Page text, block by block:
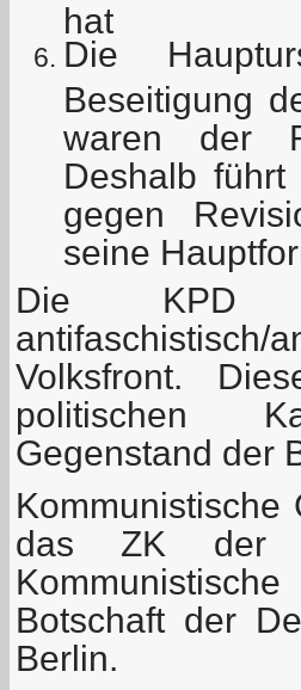
hat
Die
Beseitigung
waren der
Deshalb
gegen
seine
Die KPD
Volksfront.
politischen
Gegenstand der
Kommunistische
das ZK der
Botschaft der
Berlin.